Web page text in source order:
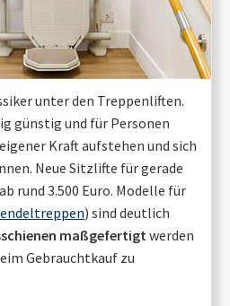
unter den Treppenliften.
günstig und für Personen
Kraft aufstehen und sich
Neue Sitzlifte für gerade
rund 3.500 Euro. Modelle für
) sind deutlich
maßgefertigt werden
Gebrauchtkauf zu